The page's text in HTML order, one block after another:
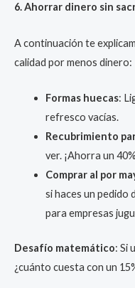
6. Ahorrar dinero sin
A continuación te
calidad por menos dinero:
Formas huecas:
refresco vacías.
Recubrimiento
ver. ¡Ahorra un
Comprar al por
si haces un pedido
para empresas
Desafío matemático: Si
¿cuánto cuesta con un